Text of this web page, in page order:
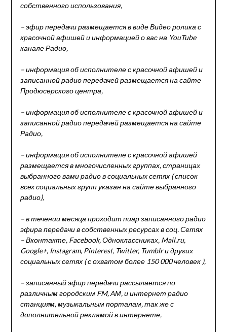
собственного использования,
– эфир передачи размещается в виде Видео ролика с
красочной афишей и информацией о вас на YouTube
канале Радио,
– информация об исполнителе с красочной афишей и
записанной радио передачей размещается на сайте
Продюсерского центра,
– информация об исполнителе с красочной афишей и
записанной радио передачей размещается на сайте
Радио,
– информация об исполнителе с красочной афишей
размещается в многочисленных группах, страницах
выбранного вами радио в социальных сетях ( список
всех социальных групп указан на сайте выбранного
радио),
– в течении месяца проходит пиар записанного радио
эфира передачи в собственных ресурсах в соц. Сетях
– Вконтакте, Facebook, Одноклассниках, Mail.ru,
Google+, Instagram, Pinterest, Twitter, Tumblr и других
социальных сетях ( с охватом более 150 000 человек ),
– записанный эфир передачи рассылается по
различным городским FM, АМ, и интернет радио
станциям, музыкальным порталам, так же с
дополнительной рекламой в интернете,